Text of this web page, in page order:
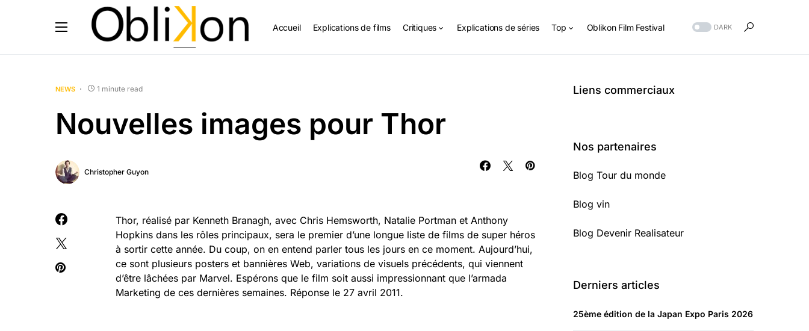
Accueil Explications de films Critiques Explications de séries Top Oblikon Film Festival DARK
NEWS 1 minute read
Nouvelles images pour Thor
Christopher Guyon
Thor, réalisé par Kenneth Branagh, avec Chris Hemsworth, Natalie Portman et Anthony
Hopkins dans les rôles principaux, sera le premier d’une longue liste de films de super héros
à sortir cette année. Du coup, on en entend parler tous les jours en ce moment. Aujourd’hui,
ce sont plusieurs posters et bannières Web, variations de visuels précédents, qui viennent
d’être lâchées par Marvel. Espérons que le film soit aussi impressionnant que l’armada
Marketing de ces dernières semaines. Réponse le 27 avril 2011.
Liens commerciaux
Nos partenaires
Blog Tour du monde
Blog vin
Blog Devenir Realisateur
Derniers articles
25ème édition de la Japan Expo Paris 2026